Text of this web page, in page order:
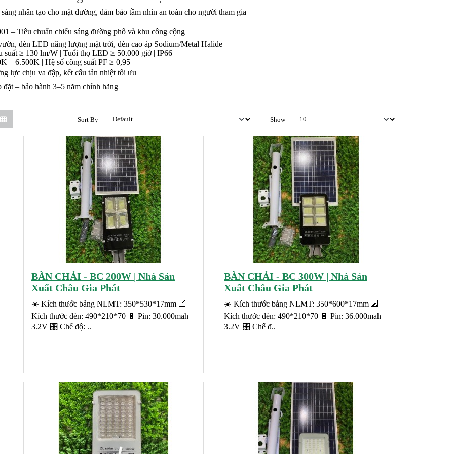
nhân tạo cho mặt đường, đảm bảo tầm nhìn an toàn cho người tham gia
– Tiêu chuẩn chiếu sáng đường phố và khu công cộng
đèn LED năng lượng mặt trời, đèn cao áp Sodium/Metal Halide
≥ 130 lm/W | Tuổi thọ LED ≥ 50.000 giờ | IP66
– 6.500K | Hệ số công suất PF ≥ 0,95
lực chịu va đập, kết cấu tản nhiệt tối ưu
– bảo hành 3–5 năm chính hãng
Sort By Show
BÀN CHẢI - BC 200W | Nhà Sản
Xuất Châu Gia Phát
☀️ Kích thước bảng NLMT: 350*530*17mm 📐
Kích thước đèn: 490*210*70 🔋 Pin: 30.000mah
3.2V 🎛️ Chế độ: ..
BÀN CHẢI - BC 300W | Nhà Sản
Xuất Châu Gia Phát
☀️ Kích thước bảng NLMT: 350*600*17mm 📐
Kích thước đèn: 490*210*70 🔋 Pin: 36.000mah
3.2V 🎛️ Chế đ..